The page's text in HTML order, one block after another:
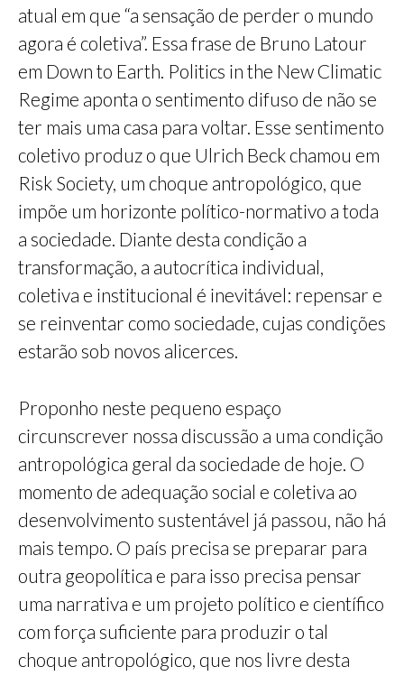
atual em que “a sensação de perder o mundo
agora é coletiva”. Essa frase de Bruno Latour
em Down to Earth. Politics in the New Climatic
Regime aponta o sentimento difuso de não se
ter mais uma casa para voltar. Esse sentimento
coletivo produz o que Ulrich Beck chamou em
Risk Society, um choque antropológico, que
impõe um horizonte político-normativo a toda
a sociedade. Diante desta condição a
transformação, a autocrítica individual,
coletiva e institucional é inevitável: repensar e
se reinventar como sociedade, cujas condições
estarão sob novos alicerces.
Proponho neste pequeno espaço
circunscrever nossa discussão a uma condição
antropológica geral da sociedade de hoje. O
momento de adequação social e coletiva ao
desenvolvimento sustentável já passou, não há
mais tempo. O país precisa se preparar para
outra geopolítica e para isso precisa pensar
uma narrativa e um projeto político e científico
com força suficiente para produzir o tal
choque antropológico, que nos livre desta